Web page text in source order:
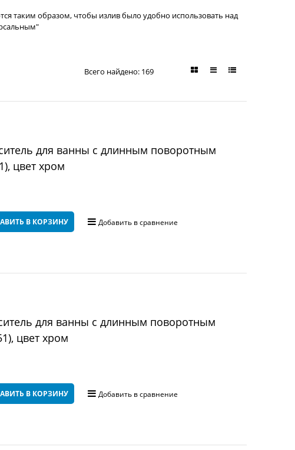
таким образом, чтобы излив было удобно использовать над
Всего найдено: 169
для ванны с длинным поворотным
цвет хром
В КОРЗИНУ Добавить в сравнение
для ванны с длинным поворотным
цвет хром
В КОРЗИНУ Добавить в сравнение